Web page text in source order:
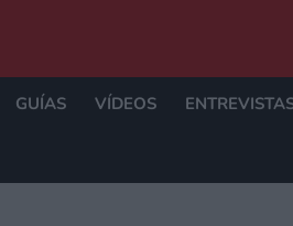
GUÍAS VÍDEOS